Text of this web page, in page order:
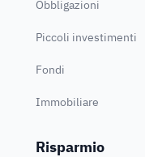
Obbligazioni
Piccoli investimenti
Fondi
Immobiliare
Risparmio